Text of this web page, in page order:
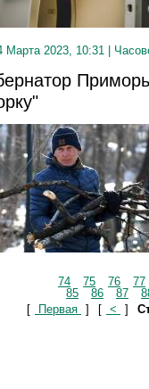
Марта 2023, 10:31 |
74 75 76
77
85
86 87
[
Первая ] [ < ]